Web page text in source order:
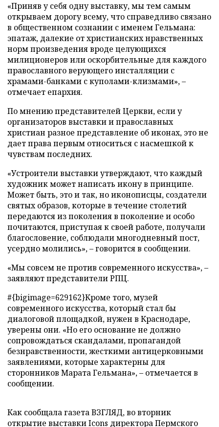
«Приняв у себя одну выставку, мы тем самым
открываем дорогу всему, что справедливо связано
в общественном сознании с именем Гельмана:
эпатаж, далекие от христианских нравственных
норм произведения вроде целующихся
милиционеров или оскорбительные для каждого
православного верующего инсталляции с
храмами-банками с куполами-клизмами», –
отмечает епархия.
По мнению представителей Церкви, если у
организаторов выставки и православных
христиан разное представление об иконах, это не
дает права первым относиться с насмешкой к
чувствам последних.
«Устроители выставки утверждают, что каждый
художник может написать икону в принципе.
Может быть, это и так, но иконописцы, создатели
святых образов, которые в течение столетий
передаются из поколения в поколение и особо
почитаются, приступая к своей работе, получали
благословение, соблюдали многодневный пост,
усердно молились», – говорится в сообщении.
«Мы совсем не против современного искусства», –
заявляют представители РПЦ.
#{bigimage=629162}Кроме того, музей
современного искусства, который стал бы
диалоговой площадкой, нужен в Краснодаре,
уверены они. «Но его основание не должно
сопровождаться скандалами, пропагандой
безнравственности, жесткими антицерковными
заявлениями, которые характерны для
сторонников Марата Гельмана», – отмечается в
сообщении.
Как сообщала газета ВЗГЛЯД, во вторник
открытие выставки Icons директора Пермского